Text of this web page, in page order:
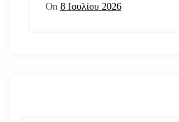
On 8 Ιουλίου 2026